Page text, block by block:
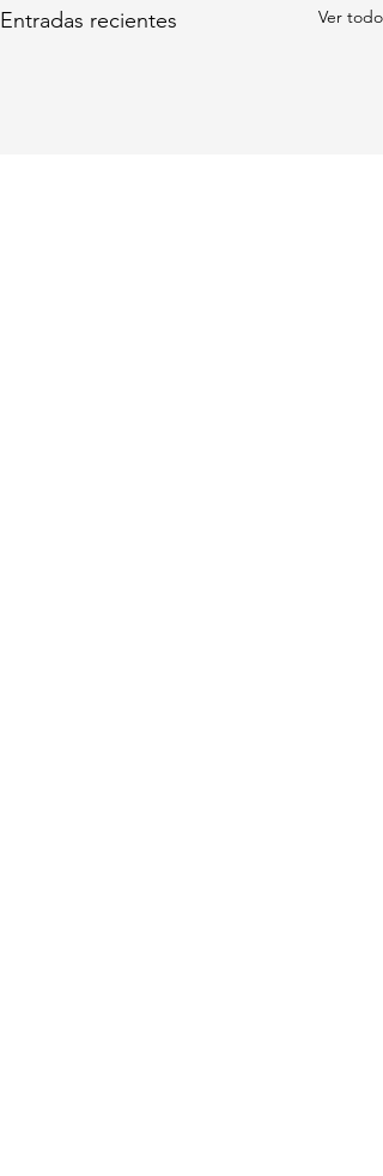
Entradas recientes Ver todo